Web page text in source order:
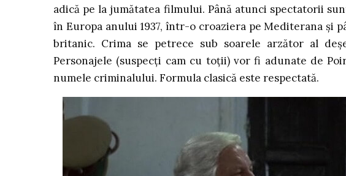
adică pe la jumătatea filmului. Până atunci spectatorii
în Europa anului 1937, într-o croaziera pe Mediterana și
britanic. Crima se petrece sub soarele arzător al
Personajele (suspecți cam cu toții) vor fi adunate de
numele criminalului. Formula clasică este respectată.